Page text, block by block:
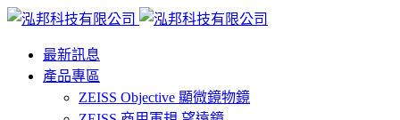
最新訊息
產品專區
ZEISS Objective 顯微鏡物鏡